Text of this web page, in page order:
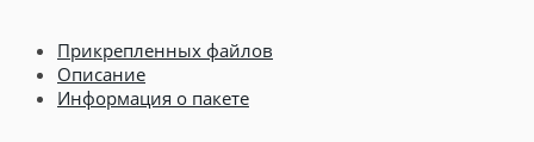
Прикрепленных файлов
Описание
Информация о пакете